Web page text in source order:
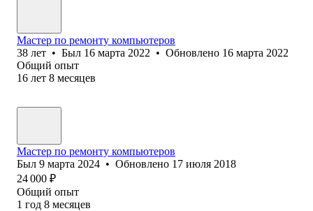
Мастер по ремонту компьютеров
38 лет • Был 16 марта 2022 • Обновлено 16 марта 2022
Общий опыт
16 лет 8 месяцев
Мастер по ремонту компьютеров
Был 9 марта 2024 • Обновлено 17 июля 2018
24 000 ₽
Общий опыт
1 год 8 месяцев